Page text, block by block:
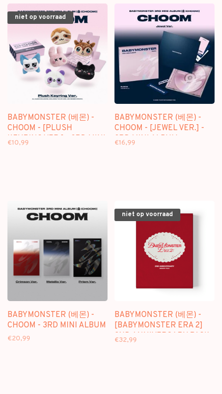
niet op voorraad
BABYMONSTER (베몬) -
CHOOM - [PLUSH
KEYRING VER.] - 3RD MINI
€10,99
BABYMONSTER (베몬) -
CHOOM - [JEWEL VER.] -
3RD MINI ALBUM
€16,99
BABYMONSTER (베몬) -
CHOOM - 3RD MINI ALBUM
€20,99
niet op voorraad
BABYMONSTER (베몬) -
[BABYMONSTER ERA 2]
2ND ANNIVERSARY PACK
€32,99